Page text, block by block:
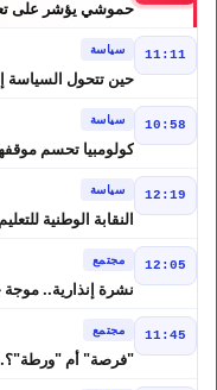
حموشي يؤشر على
11:11 سياسة
حين تتحول
10:58 سياسة
كولومبيا تحسم
12:19 سياسة
12:05 مجتمع
11:45 مجتمع
"فرصة" أم "ورطة"؟..